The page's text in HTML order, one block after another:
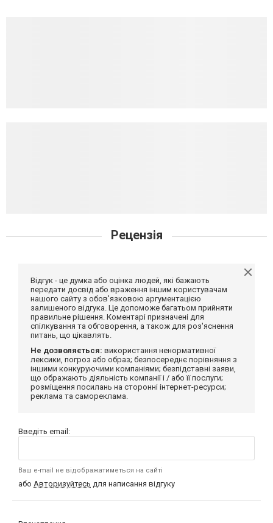
Рецензія
Відгук - це думка або оцінка людей, які бажають
передати досвід або враження іншим користувачам
нашого сайту з обов'язковою аргументацією
залишеного відгука. Це допоможе багатьом прийняти
правильне рішення. Коментарі призначені для
спілкування та обговорення, а також для роз'яснення
питань, що цікавлять.
Не дозволяється: використання ненормативної
лексики, погроз або образ; безпосереднє порівняння з
іншими конкуруючими компаніями; безпідставні заяви,
що ображають діяльність компанії і / або її послуги;
розміщення посилань на сторонні інтернет-ресурси;
реклама та самореклама.
Введіть email:
Ваш e-mail не відображатиметься на сайті
або Авторизуйтесь для написання відгуку